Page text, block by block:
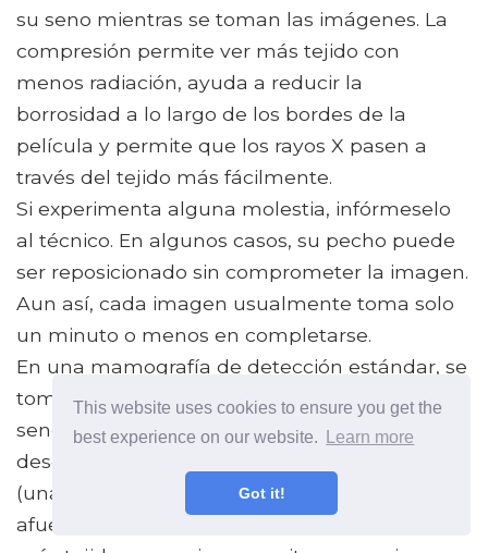
This website uses cookies to ensure you get the
best experience on our website.
Learn more
Got it!
su seno mientras se toman las imágenes. La
compresión permite ver más tejido con
menos radiación, ayuda a reducir la
borrosidad a lo largo de los bordes de la
película y permite que los rayos X pasen a
través del tejido más fácilmente.
Si experimenta alguna molestia, infórmeselo
al técnico. En algunos casos, su pecho puede
ser reposicionado sin comprometer la imagen.
Aun así, cada imagen usualmente toma solo
un minuto o menos en completarse.
En una mamografía de detección estándar, se
toman dos vistas de mamografía en cada
seno; un craneocaudal (una vista de sus senos
desde arriba) y el otro mediolateral oblicuo
(una vista de sus senos desde el centro hacia
afuera). La vista mediolateral oblicua captura